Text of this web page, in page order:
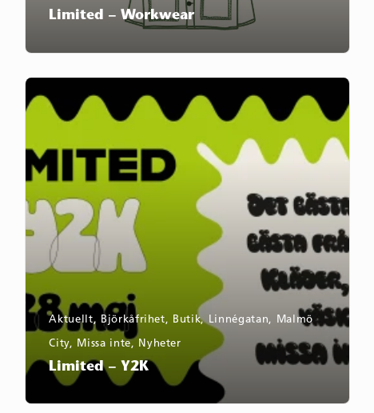
Limited – Workwear
–
Aktuellt, Björkåfrihet, Butik, Linnégatan,
Malmö
City, Missa inte, Nyheter
Limited – Y2K